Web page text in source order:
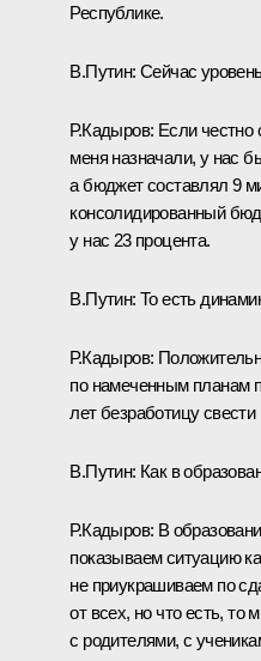
Республике.
В.Путин: Сейчас
Р.Кадыров: Если честно
меня назначали, у нас
а бюджет составлял 9
консолидированный
у нас 23 процента.
В.Путин: То есть
Р.Кадыров:
по намеченным планам
лет безработицу
В.Путин: Как в
Р.Кадыров: В
показываем ситуацию
не приукрашиваем по
от всех, но что есть,
с родителями, с